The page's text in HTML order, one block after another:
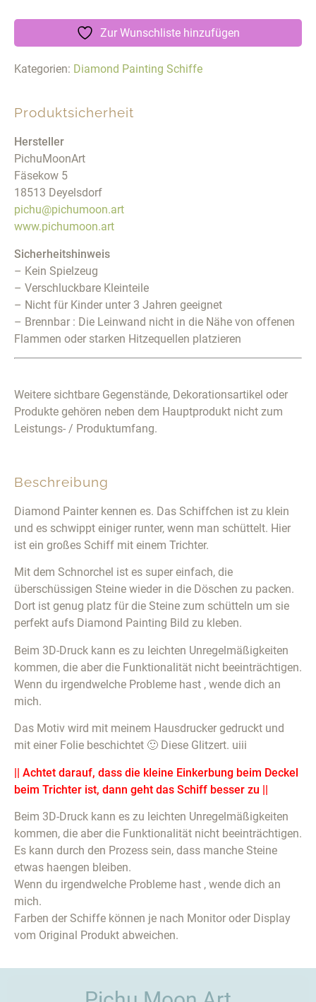
Zur Wunschliste hinzufügen
Kategorien: Diamond Painting Schiffe
Beschreibung
Diamond Painter kennen es. Das Schiffchen ist zu klein
und es schwippt einiger runter, wenn man schüttelt. Hier
ist ein großes Schiff mit einem Trichter.
Mit dem Schnorchel ist es super einfach, die
überschüssigen Steine wieder in die Döschen zu packen.
Dort ist genug platz für die Steine zum schütteln um sie
perfekt aufs Diamond Painting Bild zu kleben.
Beim 3D-Druck kann es zu leichten Unregelmäßigkeiten
kommen, die aber die Funktionalität nicht beeinträchtigen.
Wenn du irgendwelche Probleme hast , wende dich an
mich.
Das Motiv wird mit meinem Hausdrucker gedruckt und
mit einer Folie beschichtet 🙂 Diese Glitzert. uiii
|| Achtet darauf, dass die kleine Einkerbung beim Deckel
beim Trichter ist, dann geht das Schiff besser zu ||
Beim 3D-Druck kann es zu leichten Unregelmäßigkeiten
kommen, die aber die Funktionalität nicht beeinträchtigen.
Es kann durch den Prozess sein, dass manche Steine
etwas haengen bleiben.
Wenn du irgendwelche Probleme hast , wende dich an
mich.
Farben der Schiffe können je nach Monitor oder Display
vom Original Produkt abweichen.
Produktsicherheit
Hersteller
PichuMoonArt
Fäsekow 5
18513 Deyelsdorf
pichu@pichumoon.art
www.pichumoon.art
Sicherheitshinweis
– Kein Spielzeug
– Verschluckbare Kleinteile
– Nicht für Kinder unter 3 Jahren geeignet
– Brennbar : Die Leinwand nicht in die Nähe von offenen
Flammen oder starken Hitzequellen platzieren
Weitere sichtbare Gegenstände, Dekorationsartikel oder
Produkte gehören neben dem Hauptprodukt nicht zum
Leistungs- / Produktumfang.